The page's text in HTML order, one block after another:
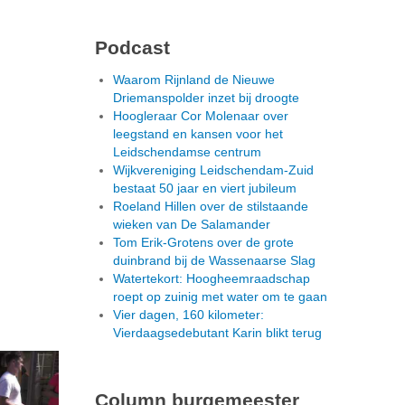
Podcast
Waarom Rijnland de Nieuwe
Driemanspolder inzet bij droogte
Hoogleraar Cor Molenaar over
leegstand en kansen voor het
Leidschendamse centrum
Wijkvereniging Leidschendam-Zuid
bestaat 50 jaar en viert jubileum
Roeland Hillen over de stilstaande
wieken van De Salamander
Tom Erik-Grotens over de grote
duinbrand bij de Wassenaarse Slag
Watertekort: Hoogheemraadschap
roept op zuinig met water om te gaan
Vier dagen, 160 kilometer:
Vierdaagsedebutant Karin blikt terug
Column burgemeester